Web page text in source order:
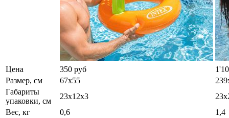
Цена 350 руб
Размер, см
67х55
Габариты
упаковки, см
23х12х3
Вес, кг
0,6
1,4